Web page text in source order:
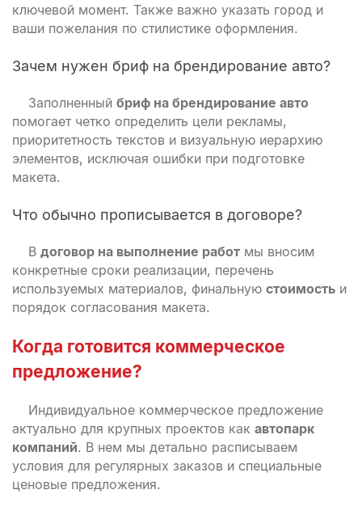
ключевой момент. Также важно указать город и
ваши пожелания по стилистике оформления.
Зачем нужен бриф на брендирование авто?
Заполненный бриф на брендирование авто
помогает четко определить цели рекламы,
приоритетность текстов и визуальную иерархию
элементов, исключая ошибки при подготовке
макета.
Что обычно прописывается в договоре?
В договор на выполнение работ мы вносим
конкретные сроки реализации, перечень
используемых материалов, финальную стоимость и
порядок согласования макета.
Когда готовится коммерческое
предложение?
Индивидуальное коммерческое предложение
актуально для крупных проектов как автопарк
компаний. В нем мы детально расписываем
условия для регулярных заказов и специальные
ценовые предложения.